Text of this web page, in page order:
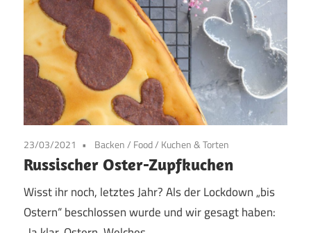
Travelblog
23/03/2021 Backen/ Food/ Kuchen & Torten
Russischer Oster-Zupfkuchen
Wisst ihr noch, letztes Jahr? Als der Lockdown „bis
Ostern“ beschlossen wurde und wir gesagt haben: